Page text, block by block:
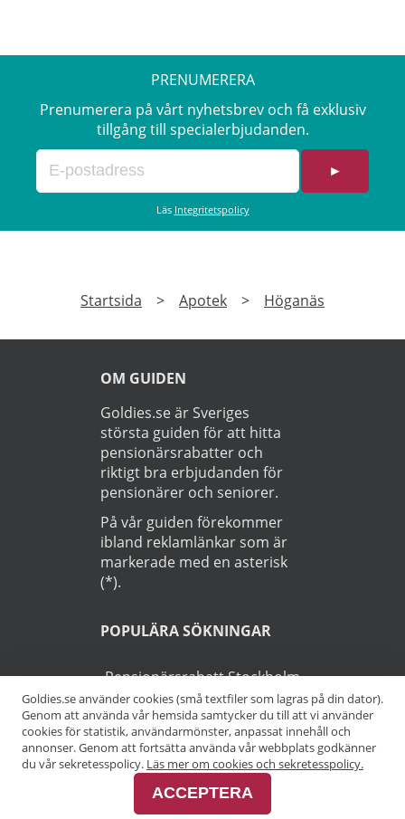
PRENUMERERA
Prenumerera på vårt nyhetsbrev och få exklusiv
tillgång till specialerbjudanden.
►
Läs Integritetspolicy
Startsida > Apotek > Höganäs
OM GUIDEN
Goldies.se är Sveriges
största guiden för att hitta
pensionärsrabatter och
riktigt bra erbjudanden för
pensionärer och seniorer.
På vår guiden förekommer
ibland reklamlänkar som är
markerade med en asterisk
(*).
POPULÄRA SÖKNINGAR
Pensionärsrabatt Stockholm
Pensionärsrabatt Göteborg
Pensionärsrabatt Malmö
Pensionärsrabatt Skåne
Goldies.se använder cookies (små textfiler som lagras på din dator).
Genom att använda vår hemsida samtycker du till att vi använder
cookies för statistik, användarmönster, anpassat innehåll och
annonser. Genom att fortsätta använda vår webbplats godkänner
du vår sekretesspolicy. Läs mer om cookies och sekretesspolicy.
ACCEPTERA